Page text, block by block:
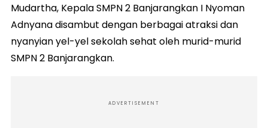
Mudartha, Kepala SMPN 2 Banjarangkan I Nyoman
Adnyana disambut dengan berbagai atraksi dan
nyanyian yel-yel sekolah sehat oleh murid-murid
SMPN 2 Banjarangkan.
ADVERTISEMENT